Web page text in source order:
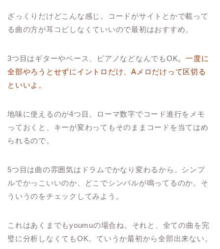
ざっくりだけどこんな感じ。コードがサイトとかで載って
る曲の方が耳コピしなくていいので最初はおすすめ。
3つ目はギターやベース、ピアノなどなんでもOK。一度に
全部やろうとせずにイントロだけ、Aメロだけって区切る
といいよ。
地味に使えるのが4つ目。ローマ数字でコード進行をメモ
っておくと、キーが変わってもそのままコードを当てはめ
られるので。
5つ目は曲の雰囲気はドラムでかなり変わるから。シンプ
ルでかっこいいのか、どこでシンバルが鳴ってるのか。そ
ういうのをチェックしてみよう。
これはあくまでもyoumuの場合ね。それと、全ての曲を完
璧に分析しなくてもOK。ていうか最初から全部出来ない。